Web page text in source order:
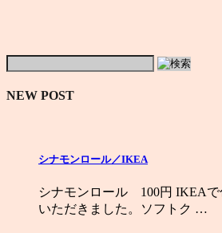
NEW POST
シナモンロール／IKEA
シナモンロール 100円 IKEAで
いただきました。ソフトク …